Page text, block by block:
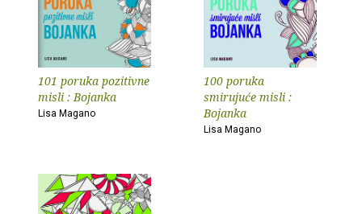
101 poruka pozitivne
misli : Bojanka
Lisa Magano
100 poruka
smirujuće misli :
Bojanka
Lisa Magano